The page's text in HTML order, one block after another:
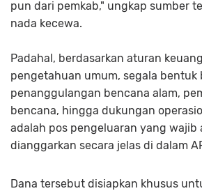
pun dari pemkab," ungkap sumber
nada kecewa.
Padahal, berdasarkan aturan
pengetahuan umum, segala bentuk
penanggulangan bencana alam,
bencana, hingga dukungan
adalah pos pengeluaran yang wajib
dianggarkan secara jelas di dalam
Dana tersebut disiapkan khusus